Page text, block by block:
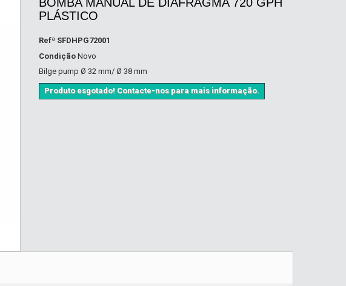
PLÁSTICO
Refª SFDHPG72001
Condição Novo
Bilge pump Ø 32 mm/ Ø 38 mm
Produto esgotado! Contacte-nos para mais informação.